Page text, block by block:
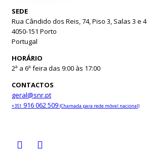
SEDE
Rua Cândido dos Reis, 74, Piso 3, Salas 3 e 4
4050-151 Porto
Portugal
HORÁRIO
2ª a 6ª feira das 9:00 às 17:00
CONTACTOS
geral@snr.pt
+351 916 062 509 (Chamada para rede móvel nacional)